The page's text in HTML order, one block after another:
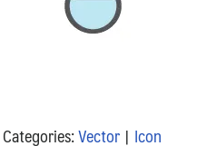
Categories:Vector | Icon